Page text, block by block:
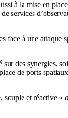
à la mise en
services
face à une attaque
sur des synergies,
de ports
souple et réactive «